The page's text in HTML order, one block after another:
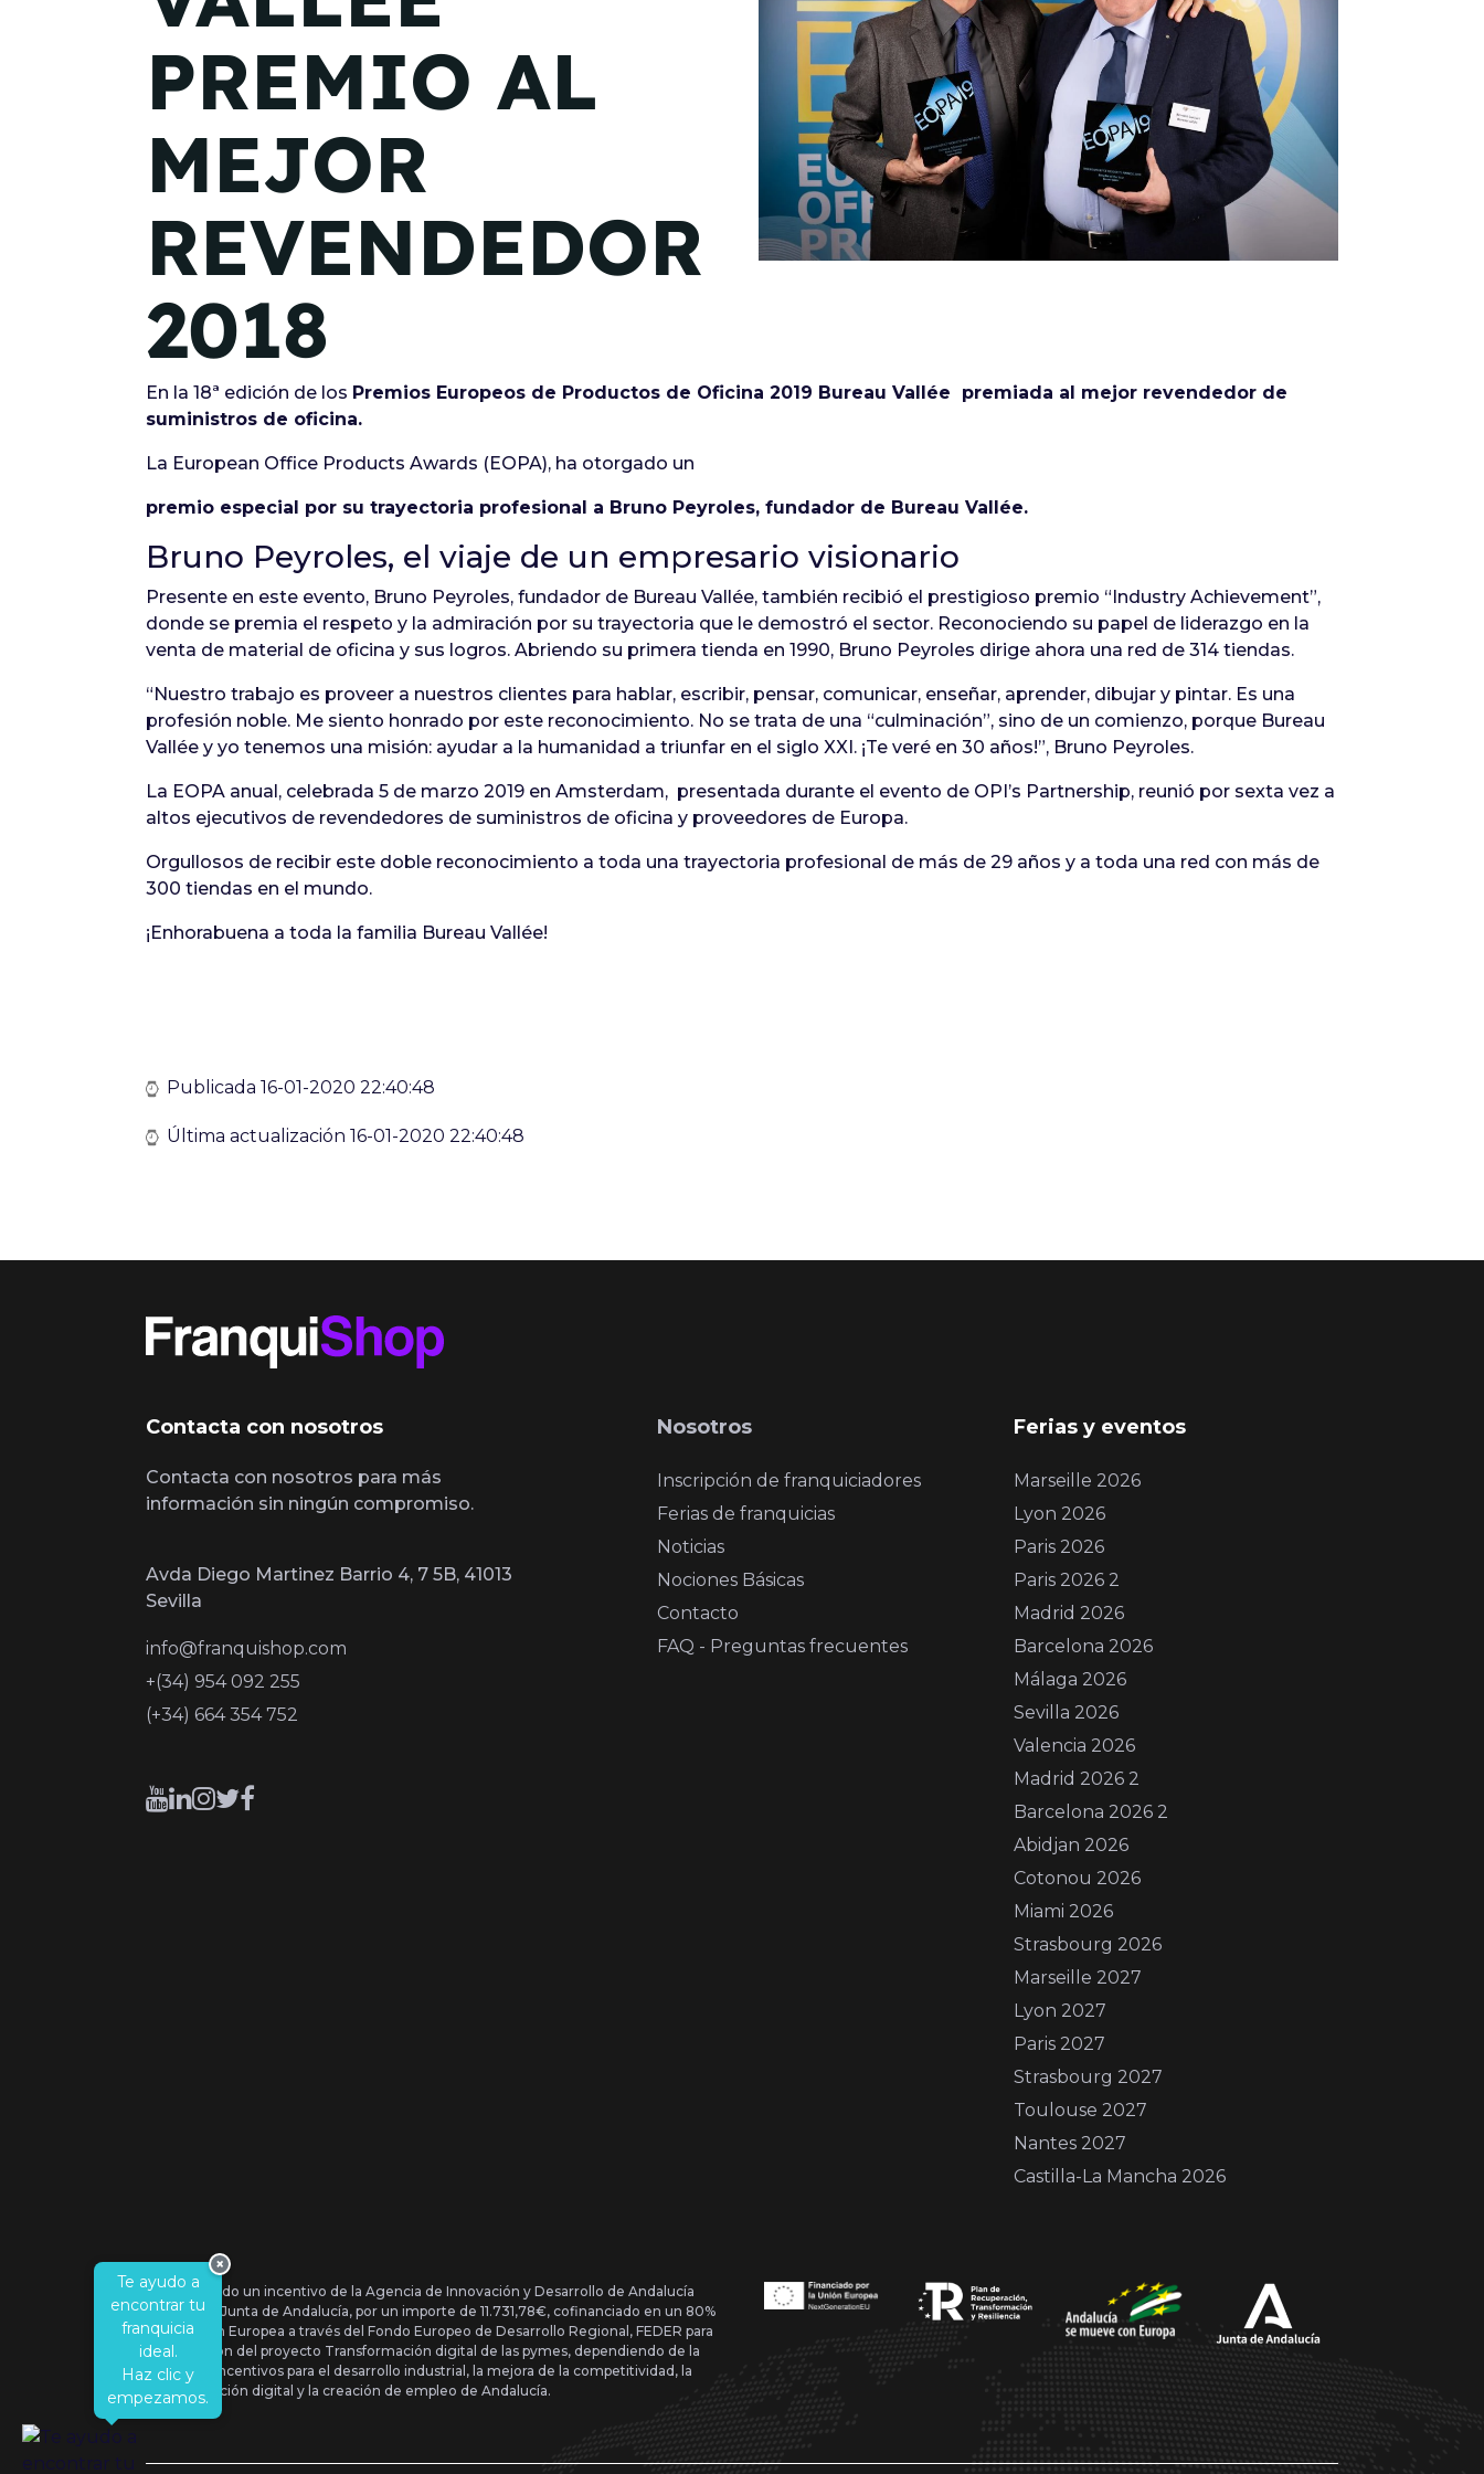
Madrid 2026 2 -08
Castilla-La Mancha
22 de octubre
Barcelona 2026 2 -
05 de noviembre
Infórmate
PREMIO AL
MEJOR
REVENDEDOR
2018
En la 18ª edición de los Premios Europeos de Productos de Oficina 2019 Bureau Vallée premiada al mejor revendedor de
suministros de oficina.
La European Office Products Awards (EOPA), ha otorgado un
premio especial por su trayectoria profesional a Bruno Peyroles, fundador de Bureau Vallée.
Bruno Peyroles, el viaje de un empresario visionario
Presente en este evento, Bruno Peyroles, fundador de Bureau Vallée, también recibió el prestigioso premio “Industry Achievement”,
donde se premia el respeto y la admiración por su trayectoria que le demostró el sector. Reconociendo su papel de liderazgo en la
venta de material de oficina y sus logros. Abriendo su primera tienda en 1990, Bruno Peyroles dirige ahora una red de 314 tiendas.
“Nuestro trabajo es proveer a nuestros clientes para hablar, escribir, pensar, comunicar, enseñar, aprender, dibujar y pintar. Es una
profesión noble. Me siento honrado por este reconocimiento. No se trata de una “culminación”, sino de un comienzo, porque Bureau
Vallée y yo tenemos una misión: ayudar a la humanidad a triunfar en el siglo XXI. ¡Te veré en 30 años!”, Bruno Peyroles.
La EOPA anual, celebrada 5 de marzo 2019 en Amsterdam, presentada durante el evento de OPI’s Partnership, reunió por sexta vez a
altos ejecutivos de revendedores de suministros de oficina y proveedores de Europa.
Orgullosos de recibir este doble reconocimiento a toda una trayectoria profesional de más de 29 años y a toda una red con más de
300 tiendas en el mundo.
¡Enhorabuena a toda la familia Bureau Vallée!
Publicada 16-01-2020 22:40:48
Última actualización 16-01-2020 22:40:48
Contacta con nosotros
Contacta con nosotros para más
información sin ningún compromiso.
Avda Diego Martinez Barrio 4, 7 5B, 41013
Sevilla
info@franquishop.com
+(34) 954 092 255
(+34) 664 354 752
Nosotros
Inscripción de franquiciadores
Ferias de franquicias
Noticias
Nociones Básicas
Contacto
FAQ - Preguntas frecuentes
Ferias y eventos
Marseille 2026
Lyon 2026
Paris 2026
Paris 2026 2
Madrid 2026
Barcelona 2026
Málaga 2026
Sevilla 2026
Valencia 2026
Madrid 2026 2
Barcelona 2026 2
Abidjan 2026
Cotonou 2026
Miami 2026
Strasbourg 2026
Marseille 2027
Lyon 2027
Paris 2027
Strasbourg 2027
Toulouse 2027
Nantes 2027
Castilla-La Mancha 2026
Se ha recibido un incentivo de la Agencia de Innovación y Desarrollo de Andalucía
IDEA, de la Junta de Andalucía, por un importe de 11.731,78€, cofinanciado en un 80%
por la Unión Europea a través del Fondo Europeo de Desarrollo Regional, FEDER para
la realización del proyecto Transformación digital de las pymes, dependiendo de la
Orden de Incentivos para el desarrollo industrial, la mejora de la competitividad, la
transformación digital y la creación de empleo de Andalucía.
Te ayudo a
encontrar tu
franquicia
ideal.
Haz clic y
empezamos.
×